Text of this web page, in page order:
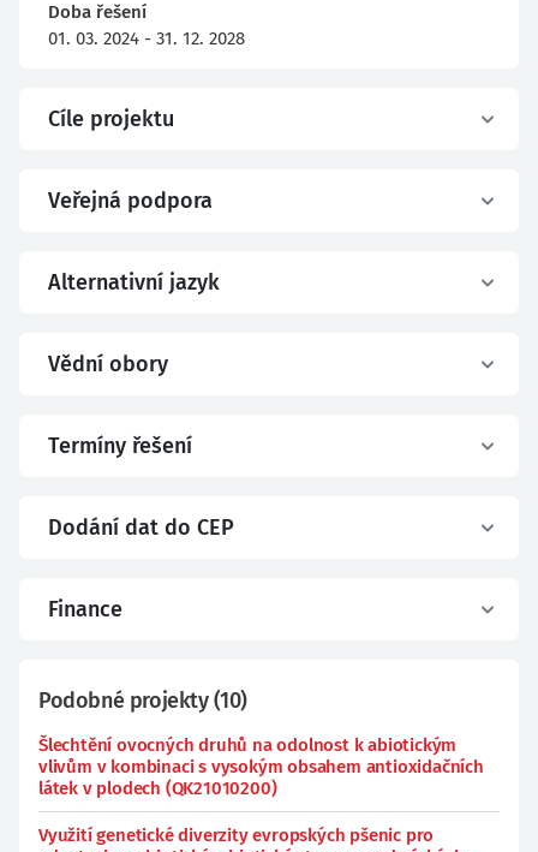
Doba řešení
01. 03. 2024 - 31. 12. 2028
Cíle projektu
Veřejná podpora
Alternativní jazyk
Vědní obory
Termíny řešení
Dodání dat do CEP
Finance
Podobné projekty(10)
Šlechtění ovocných druhů na odolnost k abiotickým
vlivům v kombinaci s vysokým obsahem antioxidačních
látek v plodech (QK21010200)
Využití genetické diverzity evropských pšenic pro